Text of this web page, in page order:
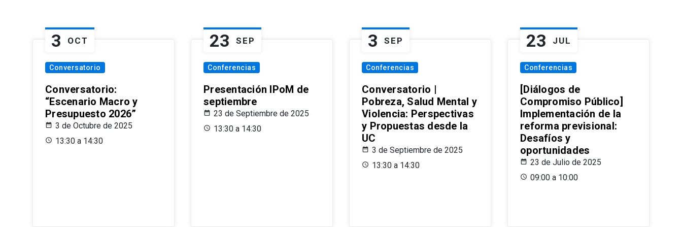
3 OCT
Conversatorio
Conversatorio:
“Escenario Macro y
Presupuesto 2026”
3 de Octubre de 2025
13:30 a 14:30
23 SEP
Conferencias
Presentación IPoM de
septiembre
23 de Septiembre de 2025
13:30 a 14:30
3 SEP
Conferencias
Conversatorio |
Pobreza, Salud Mental y
Violencia: Perspectivas
y Propuestas desde la
UC
3 de Septiembre de 2025
13:30 a 14:30
23 JUL
Conferencias
[Diálogos de
Compromiso Público]
Implementación de la
reforma previsional:
Desafíos y
oportunidades
23 de Julio de 2025
09:00 a 10:00